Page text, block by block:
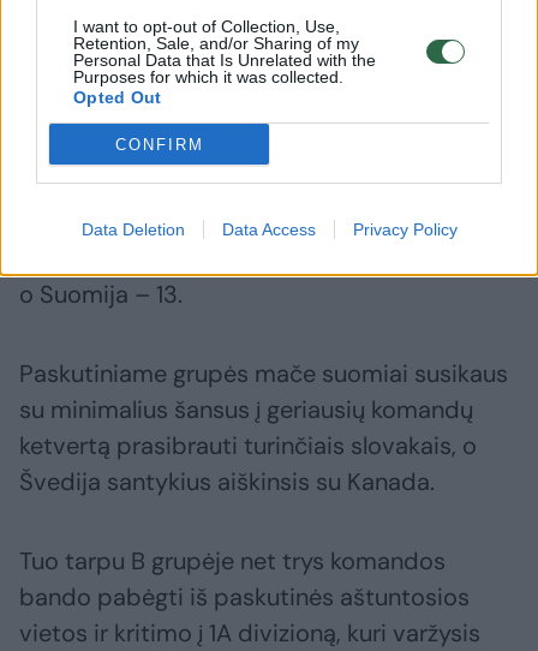
I want to opt-out of Collection, Use,
Retention, Sale, and/or Sharing of my
Personal Data that Is Unrelated with the
Purposes for which it was collected.
Opted Out
CONFIRM
Data Deletion Data Access Privacy Policy
pralaimėjimą pasaulio ledo
ritulio čempionate
grupės
Tad dabar prieš paskutinį turą A grupėje
o Suomija – 13.
Paskutiniame grupės mače suomiai susikaus
su minimalius šansus į geriausių komandų
ketvertą prasibrauti turinčiais slovakais, o
Švedija santykius aiškinsis su Kanada.
Tuo tarpu B grupėje net trys komandos
bando pabėgti iš paskutinės aštuntosios
vietos ir kritimo į 1A divizioną, kuri varžysis